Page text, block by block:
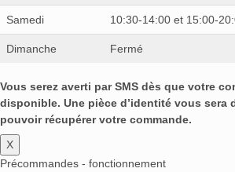
Samedi 10:30-14:00 et 15:00-
Dimanche Fermé
Vous serez averti par SMS dès que votre
disponible. Une pièce d’identité vous sera
pouvoir récupérer votre commande.
X
Précommandes - fonctionnement